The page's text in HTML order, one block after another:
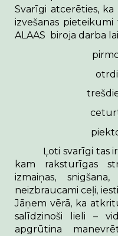
Svarīgi atcerēties,
izvešanas
ALAAS biroja darba
Ļoti svarīgi tas
kam raksturīgas
izmaiņas,
neizbraucami ceļi,
Jāņem vērā, ka
salīdzinoši lieli –
apgrūtina